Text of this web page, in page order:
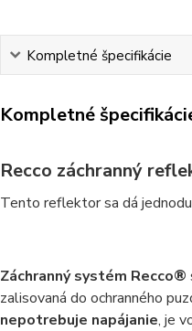
Kompletné špecifikácie
Kompletné
Recco záchranný
Tento reflektor sa dá
Záchranný systém Recco®
zalisovaná do ochranného
nepotrebuje napájanie, je